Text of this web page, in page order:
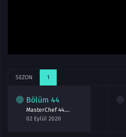
SEZON 1
Bölüm 44
MasterChef 44.Bölüm izle 2 Eylül 2020
02 Eylül 2020